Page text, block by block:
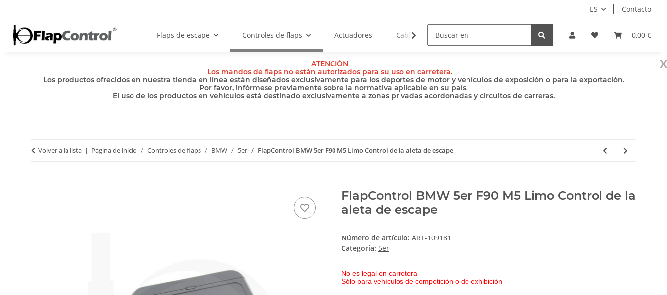
ES Contacto
0,00 €
Flaps de escape Controles de flaps Actuadores Cables Bombas
x
ATENCIÓN
Los mandos de flaps no están autorizados para su uso en carretera.
Los productos ofrecidos en nuestra tienda en línea están diseñados exclusivamente para los deportes de motor y vehículos de exposición o para la exportación.
Por favor, infórmese previamente sobre la normativa aplicable en su país.
El uso de los productos en vehículos está destinado exclusivamente a zonas privadas acordonadas y circuitos de carreras.
Volver a la lista Página de inicio Controles de flaps BMW 5er FlapControl BMW 5er F90 M5 Limo Control de la aleta de escape
FlapControl BMW 5er F90 M5 Limo Control de la
aleta de escape
Número de artículo: ART-109181
Categoría: 5er
No es legal en carretera
Sólo para vehículos de competición o de exhibición